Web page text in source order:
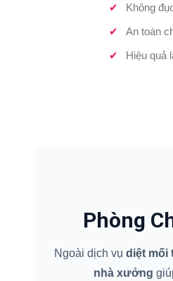
Không
An toàn
Hiệu quả
Phòng
Ngoài dịch vụ diệt mối
nhà xưởng